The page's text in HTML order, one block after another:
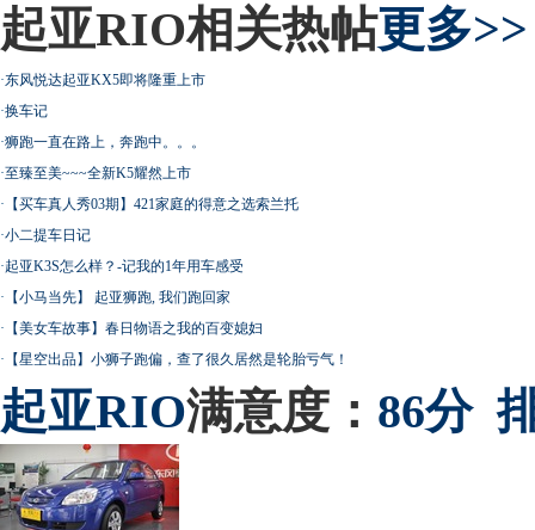
起亚RIO相关热帖更多>>
·东风悦达起亚KX5即将隆重上市
·换车记
·狮跑一直在路上，奔跑中。。。
·至臻至美~~~全新K5耀然上市
· 【买车真人秀03期】421家庭的得意之选索兰托
·小二提车日记
·起亚K3S怎么样？-记我的1年用车感受
· 【小马当先】 起亚狮跑, 我们跑回家
· 【美女车故事】春日物语之我的百变媳妇
· 【星空出品】小狮子跑偏，查了很久居然是轮胎亏气！
起亚RIO满意度： 86分